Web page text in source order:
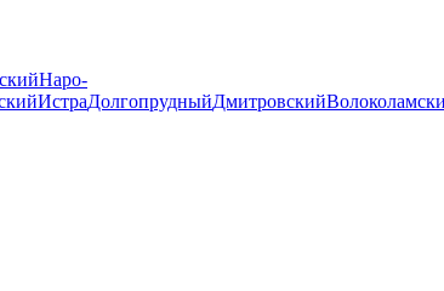
Наро-
ИстраДолгопрудныйДмитровский